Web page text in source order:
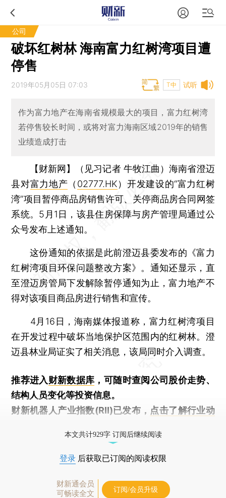
公司
破坏红树林 海南富力红树湾项目遭
停售
试听
2019年05月05日 07:03 T中
作为富力地产在海南省规模最大的项目，富力红树湾
若停售较长时间，或将对富力海南区域2019年的销售
业绩造成打击
【财新网】（见习记者 牛牧江曲）海南省澄迈
县对富力地产 （ 02777.HK）开发建设的“富力红树
湾”项目暂停商品房销售许可、关停商品房合同网签
系统。5月1日，该县住房保障与房产管理局通过公
众号发布上述通知。
这份通知的依据是此前澄迈县委发布的《富力
红树湾项目环保问题整改方案》。通知还显示，直
至澄迈房管局下发解除暂停通知为止，富力地产不
得对该项目商品房进行销售和宣传。
4月16日，海南媒体报道称，富力红树湾项目
在开发过程中破坏当地保护区范围内的红树林。澄
迈县林业局证实了相关消息，该局同时介入调查。
推荐进入财新数据库 ，可随时查阅公司股价走势、
结构人员变化等投资信息。
财新机器人产业指数(RII)已发布， 点击了解行业动
本文共计929字 订阅后继续阅读
登录 后获取已订阅的阅读权限
财新通会员
可畅读全文
订阅/会员升级